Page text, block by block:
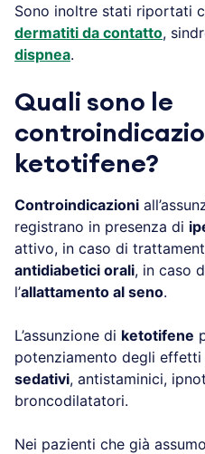
Sono inoltre stati riportati
dermatiti da contatto,
dispnea.
Quali sono le
ketotifene?
Controindicazioni
registrano in presenza di
attivo, in caso di
antidiabetici orali, in caso
l’allattamento al seno.
L’assunzione di ketotifene
potenziamento degli
sedativi, antistaminici,
broncodilatatori.
Nei pazienti che già